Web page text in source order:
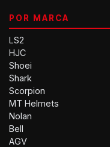
POR MARCA
LS2
HJC
Shoei
Shark
Scorpion
MT Helmets
Nolan
Bell
AGV